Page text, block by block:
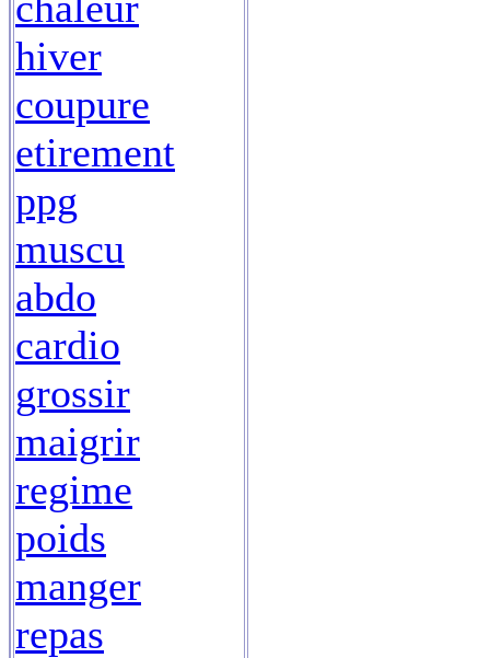
hiver
coupure
etirement
ppg
muscu
abdo
cardio
grossir
maigrir
regime
poids
manger
repas